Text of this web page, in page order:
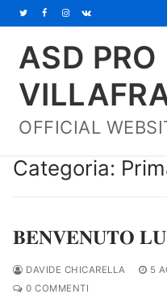
al
contenuto
ASD PRO
OFFICIAL
Categoria:
𝐁𝐄𝐍𝐕𝐄𝐍𝐔𝐓𝐎
DAVIDE CHICARELLA 5
0 COMMENTI